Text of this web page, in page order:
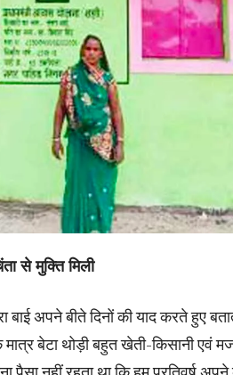
से मुक्ति मिली
बाई अपने बीते दिनों की याद करते हुए
मात्र बेटा थोड़ी बहुत खेती-किसानी एवं